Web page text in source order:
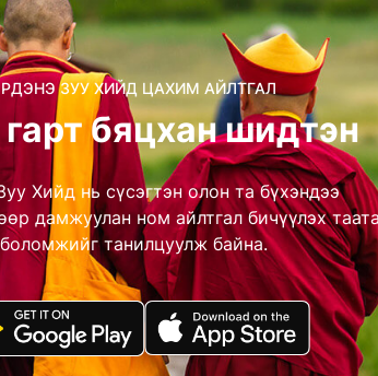
ЗУУ ХИЙД ЦАХИМ АЙЛТГАЛ
бяцхан шидтэн
Хийд нь сүсэгтэн олон та бүхэндээ
дамжуулан ном айлтгал бичүүлэх
боломжийг танилцуулж байна.